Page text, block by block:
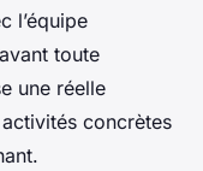
l’équipe
toute
une réelle
concrètes